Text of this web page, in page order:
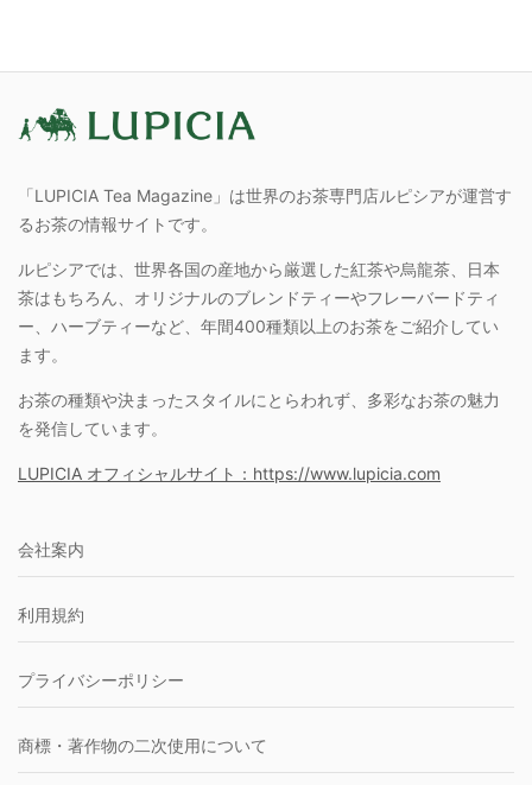
「LUPICIA Tea Magazine」は世界のお茶専門店ルピシアが運営す
るお茶の情報サイトです。
ルピシアでは、世界各国の産地から厳選した紅茶や烏龍茶、日本
茶はもちろん、オリジナルのブレンドティーやフレーバードティ
ー、ハーブティーなど、年間400種類以上のお茶をご紹介してい
ます。
お茶の種類や決まったスタイルにとらわれず、多彩なお茶の魅力
を発信しています。
LUPICIA オフィシャルサイト：https://www.lupicia.com
会社案内
利用規約
プライバシーポリシー
商標・著作物の二次使用について